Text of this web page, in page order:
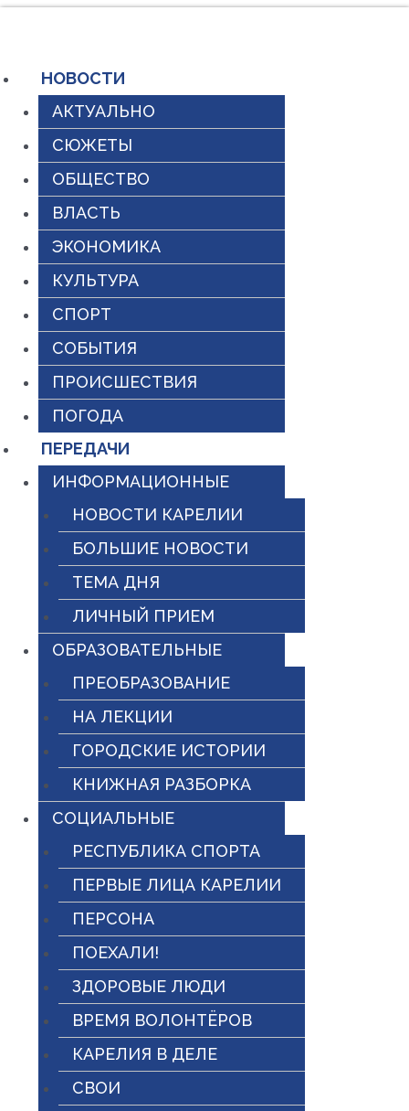
содержимому
НОВОСТИ
АКТУАЛЬНО
СЮЖЕТЫ
ОБЩЕСТВО
ВЛАСТЬ
ЭКОНОМИКА
КУЛЬТУРА
СПОРТ
СОБЫТИЯ
ПРОИСШЕСТВИЯ
ПОГОДА
ПЕРЕДАЧИ
ИНФОРМАЦИОННЫЕ
НОВОСТИ КАРЕЛИИ
БОЛЬШИЕ НОВОСТИ
ТЕМА ДНЯ
ЛИЧНЫЙ ПРИЕМ
ОБРАЗОВАТЕЛЬНЫЕ
ПРЕОБРАЗОВАНИЕ
НА ЛЕКЦИИ
ГОРОДСКИЕ ИСТОРИИ
КНИЖНАЯ РАЗБОРКА
СОЦИАЛЬНЫЕ
РЕСПУБЛИКА СПОРТА
ПЕРВЫЕ ЛИЦА КАРЕЛИИ
ПЕРСОНА
ПОЕХАЛИ!
ЗДОРОВЫЕ ЛЮДИ
ВРЕМЯ ВОЛОНТЁРОВ
КАРЕЛИЯ В ДЕЛЕ
СВОИ